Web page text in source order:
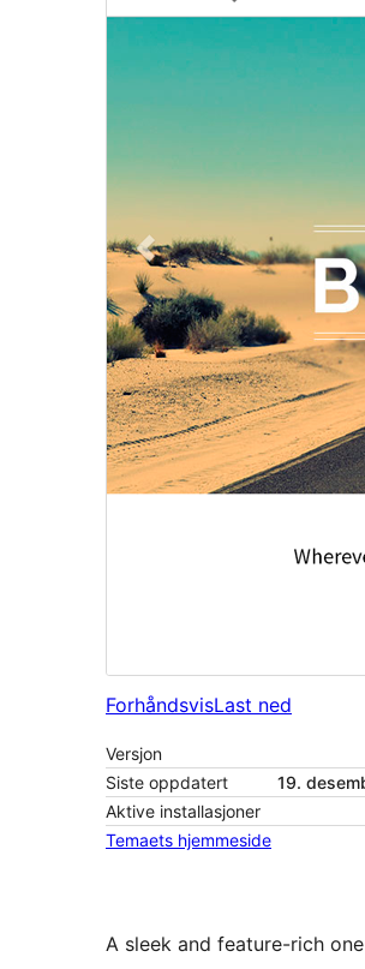
ForhåndsvisLast ned
Versjon
Siste oppdatert
19.
Aktive installasjoner
Temaets hjemmeside
A sleek and feature-rich